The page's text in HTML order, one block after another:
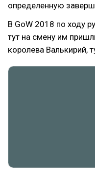
определенную
В GoW 2018 по ходу
тут на смену им
королева Валькирий,